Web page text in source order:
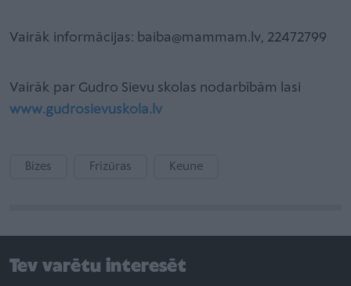
Vairāk informācijas: baiba@mammam.lv, 22472799
Vairāk par Gudro Sievu skolas nodarbībām lasi
www.gudrosievuskola.lv
Bizes Frizūras Keune
Tev varētu interesēt